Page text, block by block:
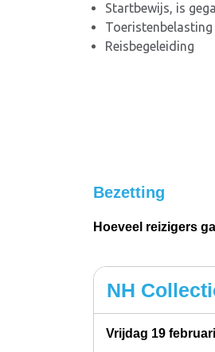
Startbewijs, is
Toeristenbelasting
Reisbegeleiding
Bezetting
Hoeveel reizigers
NH
vrijdag 19